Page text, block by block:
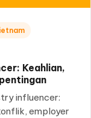
Keahlian,
influencer:
employer